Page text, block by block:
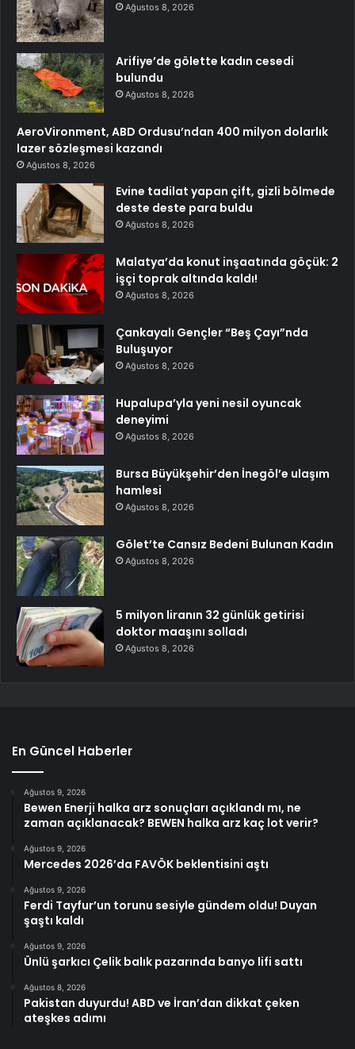
Ağustos 8, 2026
Arifiye’de gölette kadın cesedi
bulundu
Ağustos 8, 2026
AeroVironment, ABD Ordusu’ndan 400 milyon dolarlık
lazer sözleşmesi kazandı
Ağustos 8, 2026
Evine tadilat yapan çift, gizli bölmede
deste deste para buldu
Ağustos 8, 2026
Malatya’da konut inşaatında göçük: 2
işçi toprak altında kaldı!
Ağustos 8, 2026
Çankayalı Gençler “Beş Çayı”nda
Buluşuyor
Ağustos 8, 2026
Hupalupa’yla yeni nesil oyuncak
deneyimi
Ağustos 8, 2026
Bursa Büyükşehir’den İnegöl’e ulaşım
hamlesi
Ağustos 8, 2026
Gölet’te Cansız Bedeni Bulunan Kadın
Ağustos 8, 2026
5 milyon liranın 32 günlük getirisi
doktor maaşını solladı
Ağustos 8, 2026
En Güncel Haberler
Ağustos 9, 2026
Bewen Enerji halka arz sonuçları açıklandı mı, ne
zaman açıklanacak? BEWEN halka arz kaç lot verir?
Ağustos 9, 2026
Mercedes 2026’da FAVÖK beklentisini aştı
Ağustos 9, 2026
Ferdi Tayfur’un torunu sesiyle gündem oldu! Duyan
şaştı kaldı
Ağustos 9, 2026
Ünlü şarkıcı Çelik balık pazarında banyo lifi sattı
Ağustos 8, 2026
Pakistan duyurdu! ABD ve İran’dan dikkat çeken
ateşkes adımı